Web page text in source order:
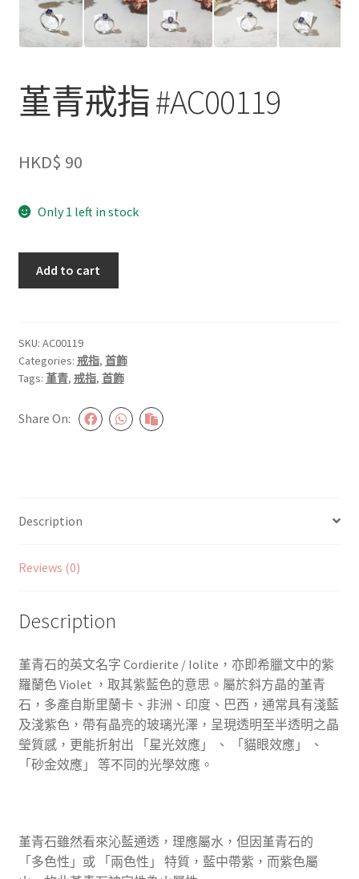
堇青戒指 #AC00119
HKD$ 90
Only 1 left in stock
#AC00119
quantity
Add to cart
SKU: AC00119
Categories: 戒指, 首飾
Tags: 堇青, 戒指, 首飾
Share On:
Description
Reviews (0)
Description
堇青石的英文名字 Cordierite / Iolite ，亦即希臘文中的紫
羅蘭色 Violet ，取其紫藍色的意思。屬於斜方晶的堇青
石，多產自斯里蘭卡、非洲、印度、巴西，通常具有淺藍
及淺紫色，帶有晶亮的玻璃光澤，呈現透明至半透明之晶
瑩質感，更能折射出 「星光效應」 、 「貓眼效應」 、
「砂金效應」 等不同的光學效應。
堇青石雖然看來沁藍通透，理應屬水，但因堇青石的
「多色性」或 「兩色性」 特質，藍中帶紫，而紫色屬